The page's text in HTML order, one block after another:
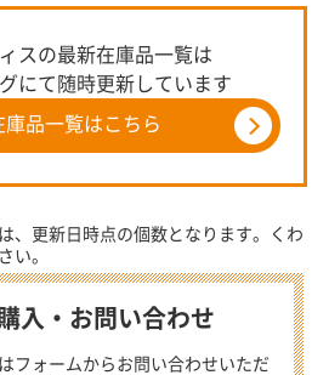
スの最新在庫品一覧は
にて随時更新しています
庫品一覧はこちら
、更新日時点の個数となります。くわ
い。
入・お問い合わせ
フォームからお問い合わせいただ